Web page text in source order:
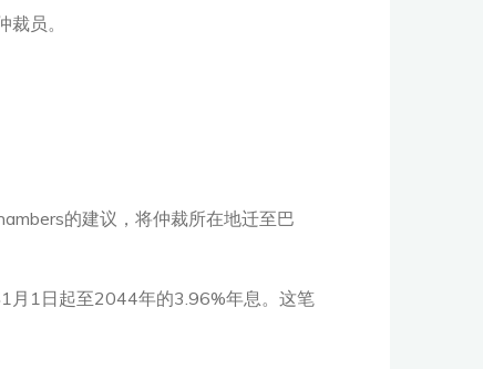
员。
的建议，将仲裁所在地迁至巴
月1日起至2044年的3.96%年息。这笔